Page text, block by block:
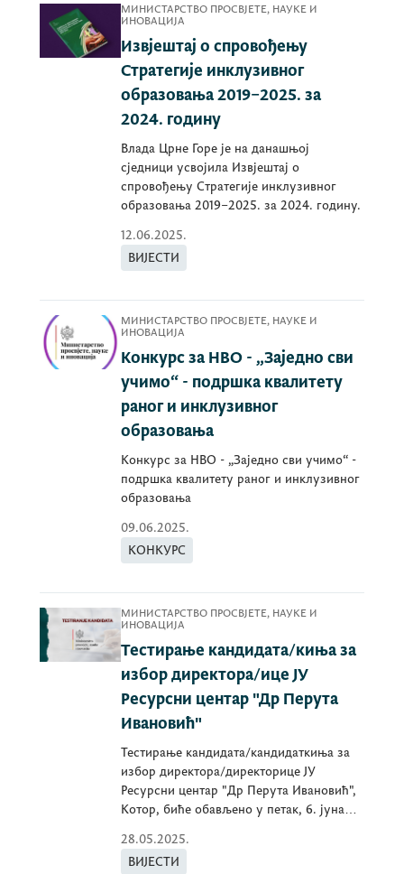
МИНИСТАРСТВО ПРОСВЈЕТЕ, НАУКЕ И
ИНОВАЦИЈА
Извјештај о спровођењу
Стратегије инклузивног
образовања 2019–2025. за
2024. годину
Влада Црне Горе је на данашњој
сједници усвојила Извјештај о
спровођењу Стратегије инклузивног
образовања 2019–2025. за 2024. годину.
12.06.2025.
ВИЈЕСТИ
МИНИСТАРСТВО ПРОСВЈЕТЕ, НАУКЕ И
ИНОВАЦИЈА
Конкурс за НВО - „Заједно сви
учимо“ - подршка квалитету
раног и инклузивног
образовања
Конкурс за НВО - „Заједно сви учимо“ -
подршка квалитету раног и инклузивног
образовања
09.06.2025.
КОНКУРС
МИНИСТАРСТВО ПРОСВЈЕТЕ, НАУКЕ И
ИНОВАЦИЈА
Тестирање кандидата/киња за
избор директора/ице ЈУ
Ресурсни центар "Др Перута
Ивановић"
Тестирање кандидата/кандидаткиња за
избор директора/директорице ЈУ
Ресурсни центар "Др Перута Ивановић",
Котор, биће обављено у петак, 6. јуна
28.05.2025.
ВИЈЕСТИ